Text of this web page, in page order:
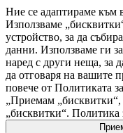
Ние се адаптираме към
Използваме
устройство, за да
данни. Използваме ги
наред с други неща, за
да отговаря на вашите
повече от Политиката
„Приемам „бисквитки“,
„бисквитки“. Политика